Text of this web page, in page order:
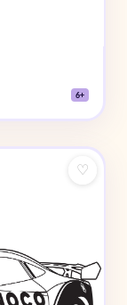
6+
♡